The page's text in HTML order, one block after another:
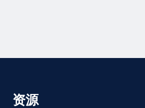
资源